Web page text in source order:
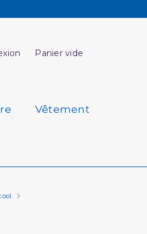
Panier vide
Vêtement